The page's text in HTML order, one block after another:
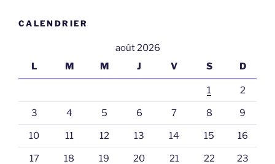
CALENDRIER
août 2026
L
M M J V S D
1 2
3 4 5 6 7 8 9
10 11 12 13 14 15 16
17 18 19 20 21 22 23